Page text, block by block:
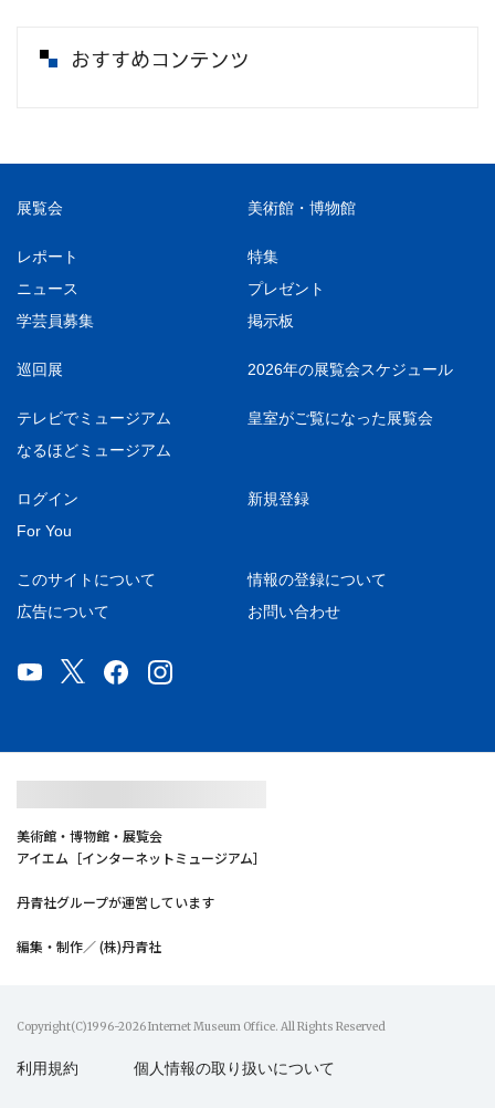
おすすめコンテンツ
展覧会 美術館・博物館
レポート
特集
ニュース
プレゼント
学芸員募集
掲示板
巡回展 2026年の展覧会スケジュール
テレビでミュージアム
皇室がご覧になった展覧会
なるほどミュージアム
ログイン
新規登録
For You
このサイトについて
情報の登録について
広告について
お問い合わせ
美術館・博物館・展覧会
アイエム［インターネットミュージアム］
丹青社グループが運営しています
編集・制作／ (株)丹青社
Copyright(C)1996-2026 Internet Museum Office. All Rights Reserved
利用規約 個人情報の取り扱いについて